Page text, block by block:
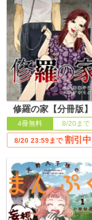
修羅の家【分冊版】
4冊無料 8/20まで
8/20 23:59まで 割引中